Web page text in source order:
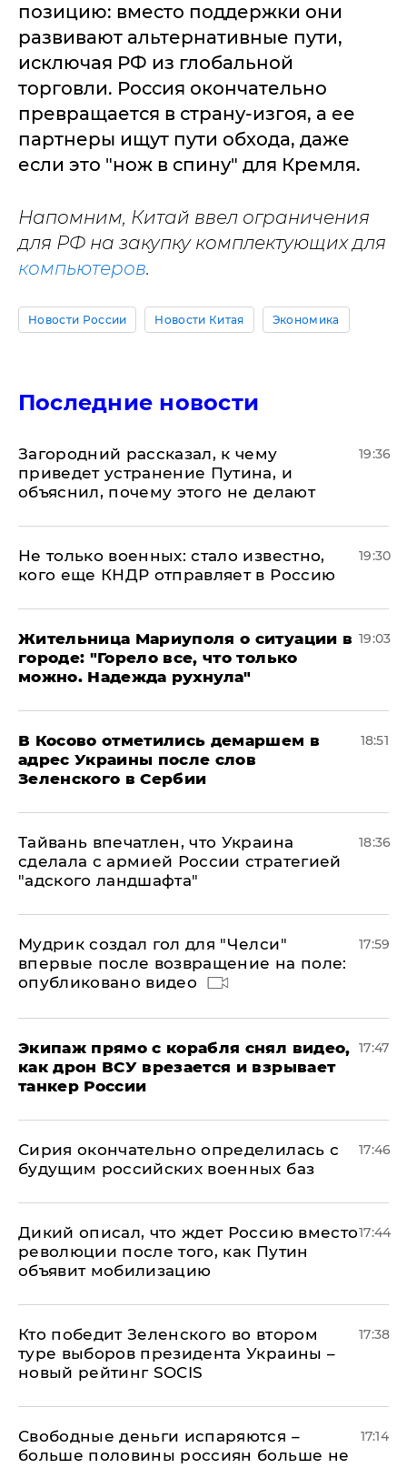
позицию: вместо поддержки они
развивают альтернативные пути,
исключая РФ из глобальной
торговли. Россия окончательно
превращается в страну-изгоя, а ее
партнеры ищут пути обхода, даже
если это "нож в спину" для Кремля.
Напомним, Китай ввел ограничения
для РФ на закупку комплектующих для
компьютеров.
Новости России Новости Китая Экономика
Последние новости
Загородний рассказал, к чему
приведет устранение Путина, и
объяснил, почему этого не делают
19:36
Не только военных: стало известно,
кого еще КНДР отправляет в Россию
19:30
Жительница Мариуполя о ситуации в
городе: "Горело все, что только
можно. Надежда рухнула"
19:03
В Косово отметились демаршем в
адрес Украины после слов
Зеленского в Сербии
18:51
Тайвань впечатлен, что Украина
сделала с армией России стратегией
"адского ландшафта"
18:36
Мудрик создал гол для "Челси"
впервые после возвращение на поле:
опубликовано видео
17:59
Экипаж прямо с корабля снял видео,
как дрон ВСУ врезается и взрывает
танкер России
17:47
Сирия окончательно определилась с
будущим российских военных баз
17:46
Дикий описал, что ждет Россию вместо
революции после того, как Путин
объявит мобилизацию
17:44
Кто победит Зеленского во втором
туре выборов президента Украины –
новый рейтинг SOCIS
17:38
Свободные деньги испаряются –
больше половины россиян больше не
17:14